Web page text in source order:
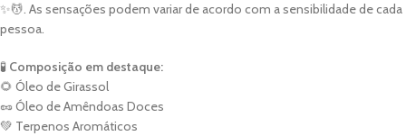
✨💆. As sensações podem variar de acordo com a sensibilidade de cada
pessoa.
🧪 Composição em destaque:
🌻 Óleo de Girassol
🥜 Óleo de Amêndoas Doces
💚 Terpenos Aromáticos